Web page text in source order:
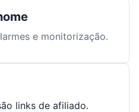
e monitorização.
links de afiliado.